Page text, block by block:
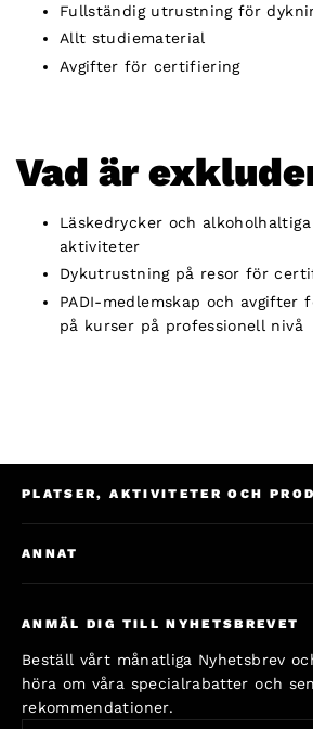
Fullständig utrustning för
Allt studiematerial
Avgifter för certifiering
Vad är
Läskedrycker och
aktiviteter
Dykutrustning på resor för
PADI-medlemskap och avgifter
på kurser på professionell nivå
PLATSER, AKTIVITETER OCH
ANNAT
ANMÄL DIG TILL NYHETSBREVET
Beställ vårt månatliga Nyhetsbrev
höra om våra specialrabatter och
rekommendationer.